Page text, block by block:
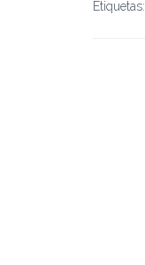
Etiquetas: